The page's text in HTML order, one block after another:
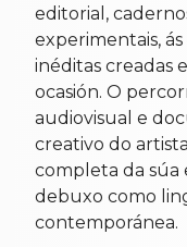
editorial,
experimentais,
inéditas creadas
ocasión. O
audiovisual e
creativo do
completa da súa
debuxo como
contemporánea.